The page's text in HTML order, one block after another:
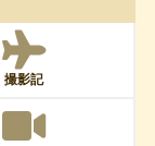
撮影記